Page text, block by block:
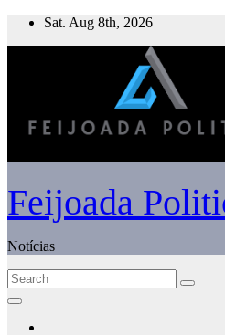
Skip
Sat. Aug 8th, 2026
Feijoada
Notícias